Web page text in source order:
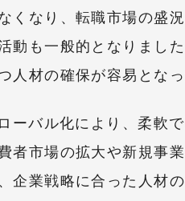
くなり、転職市場の盛
動も一般的となりまし
人材の確保が容易となっ
ーバル化により、柔軟
者市場の拡大や新規事
企業戦略に合った人材